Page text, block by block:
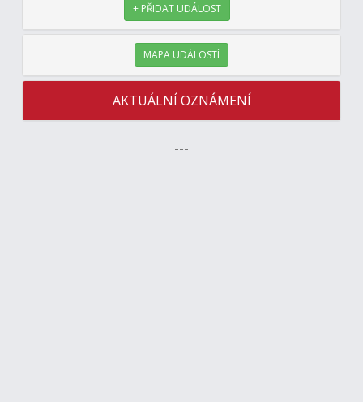
+ PŘIDAT UDÁLOST
MAPA UDÁLOSTÍ
AKTUÁLNÍ OZNÁMENÍ
---